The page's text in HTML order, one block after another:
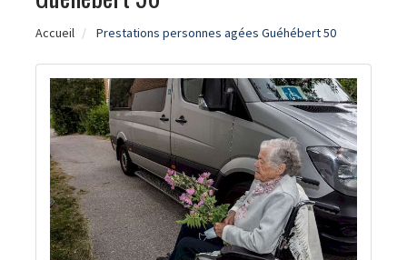
Accueil Prestations personnes agées Guéhébert 50